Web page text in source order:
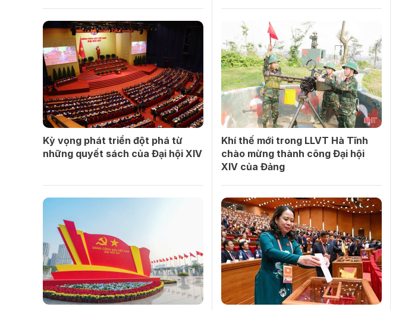
Kỳ vọng phát triển đột phá từ
những quyết sách của Đại hội XIV
Khí thế mới trong LLVT Hà Tĩnh
chào mừng thành công Đại hội
XIV của Đảng